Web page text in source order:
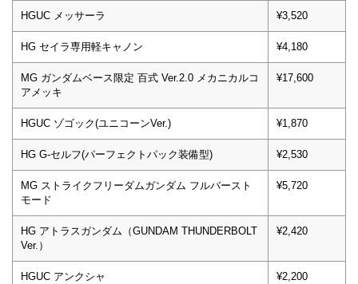
HGUC メッサーラ ¥3,520
HG セイラ専用軽キャノン ¥4,180
MG ガンダムベース限定 百式 Ver.2.0 メカニカルコ
アメッキ
¥17,600
HGUC ゾゴック(ユニコーンVer.) ¥1,870
HG G-セルフ(パーフェクトパック装備型) ¥2,530
MG ストライクフリーダムガンダム フルバースト
モード
¥5,720
HG アトラスガンダム（GUNDAM THUNDERBOLT
Ver.）
¥2,420
HGUC アンクシャ ¥2,200